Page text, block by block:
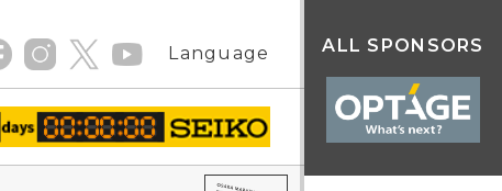
Language ALL SPONSORS